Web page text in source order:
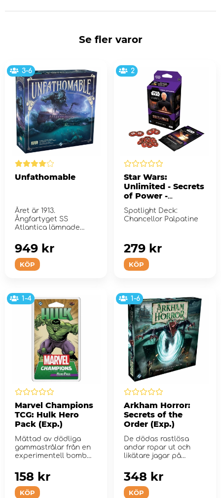
Se fler varor
3-6
Unfathomable
Året är 1913.
Ångfartyget SS
Atlantica lämnade
KÖP
949 kr
2
Star Wars:
Unlimited - Secrets
of Power -
Chancellor
Palpatine
Spotlight Deck:
Chancellor Palpatine
KÖP
279 kr
1-4
Marvel Champions
TCG: Hulk Hero
Pack (Exp.)
Mättad av dödliga
gammastrålar från en
experimentell bomb
KÖP
158 kr
1-6
Arkham Horror:
Secrets of the
Order (Exp.)
De dödas rastlösa
andar ropar ut och
likätare jagar på
KÖP
348 kr